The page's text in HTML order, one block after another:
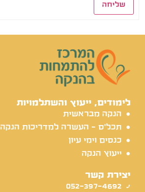
שליחה
לימודים, ייעוץ והשתלמויות
הנקה מבראשית
תכל'ס - העשרה למדריכות הנקה
כנסים וימי עיון
ייעוץ הנקה
יצירת קשר
052-397-4692